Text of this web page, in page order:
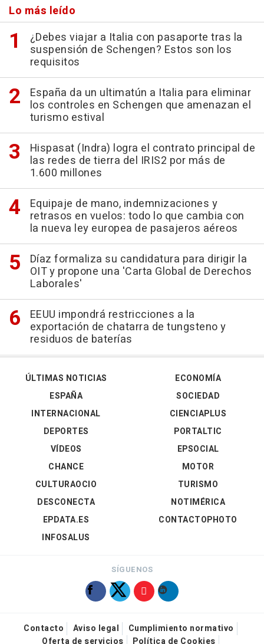
Lo más leído
¿Debes viajar a Italia con pasaporte tras la
suspensión de Schengen? Estos son los
requisitos
España da un ultimatún a Italia para eliminar
los controles en Schengen que amenazan el
turismo estival
Hispasat (Indra) logra el contrato principal de
las redes de tierra del IRIS2 por más de
1.600 millones
Equipaje de mano, indemnizaciones y
retrasos en vuelos: todo lo que cambia con
la nueva ley europea de pasajeros aéreos
Díaz formaliza su candidatura para dirigir la
OIT y propone una 'Carta Global de Derechos
Laborales'
EEUU impondrá restricciones a la
exportación de chatarra de tungsteno y
residuos de baterías
ÚLTIMAS NOTICIAS
ESPAÑA
INTERNACIONAL
DEPORTES
VÍDEOS
ECONOMÍA
SOCIEDAD
CIENCIAPLUS
PORTALTIC
EPSOCIAL
CHANCE
CULTURAOCIO
DESCONECTA
EPDATA.ES
INFOSALUS
MOTOR
TURISMO
NOTIMÉRICA
CONTACTOPHOTO
SÍGUENOS
Contacto Aviso legal
Cumplimiento normativo